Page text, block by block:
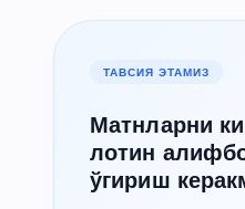
ТАВСИЯ ЭТАМИЗ
Матнларни
лотин
ўгириш